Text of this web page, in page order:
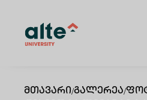
Მთავარი/Გალერეა/